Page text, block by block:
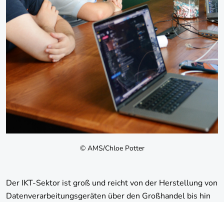
© AMS/Chloe Potter
Der IKT-Sektor ist groß und reicht von der Herstellung von
Datenverarbeitungsgeräten über den Großhandel bis hin